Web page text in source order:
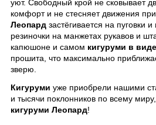
уют. Свободный крой не сковывает
комфорт и не стесняет движения при
Леопард застёгивается на пуговки
резиночки на манжетах рукавов и
капюшоне и самом кигуруми в
прошита, что максимально
зверю.
Кигуруми уже приобрели нашими
и тысячи поклонников по всему
кигуруми Леопард!